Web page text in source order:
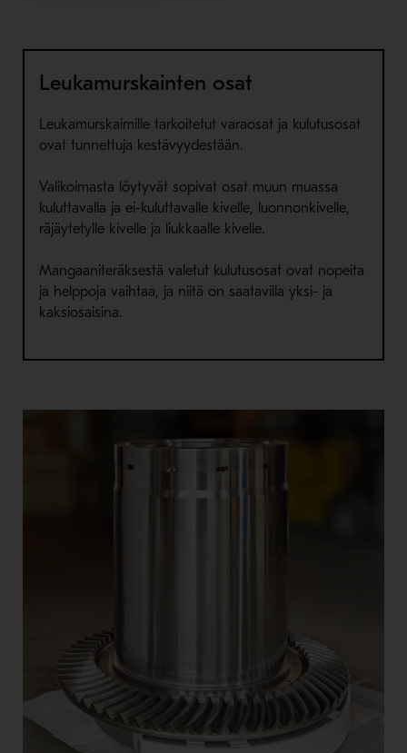
Leukamurskainten osat
Leukamurskaimille tarkoitetut varaosat ja kulutusosat
ovat tunnettuja kestävyydestään.
Valikoimasta löytyvät sopivat osat muun muassa
kuluttavalla ja ei-kuluttavalle kivelle, luonnonkivelle,
räjäytetylle kivelle ja liukkaalle kivelle.
Mangaaniteräksestä valetut kulutusosat ovat nopeita
ja helppoja vaihtaa, ja niitä on saatavilla yksi- ja
kaksiosaisina.